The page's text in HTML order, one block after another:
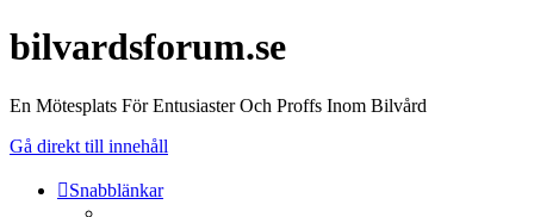
bilvardsforum.se
En Mötesplats För Entusiaster Och Proffs Inom Bilvård
Gå direkt till innehåll
Snabblänkar